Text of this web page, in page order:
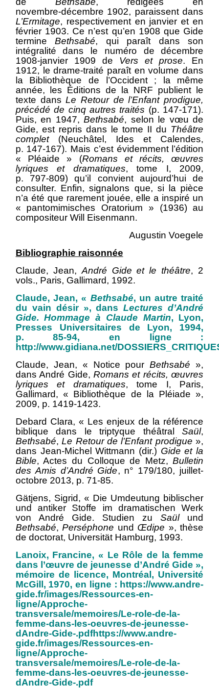
novembre‑décembre 1902, paraissent dans
L’Ermitage, respectivement en janvier et en
février 1903. Ce n’est qu’en 1908 que Gide
termineBethsabé, qui paraît dans son
intégralité dans le numéro de décembre
1908‑janvier 1909 de Vers et prose. En
1912, le drame-traité paraît en volume dans
la Bibliothèque de l’Occident ; la même
année, les Éditions de la NRF publient le
texte dansLe Retour de l’Enfant prodigue,
précédé de cinq autres traités (p. 147‑171).
Puis, en 1947,Bethsabé, selon le vœu de
Gide, est repris dans le tome II du Théâtre
complet (Neuchâtel, Ides et Calendes,
p. 147‑167). Mais c’est évidemment l’édition
« Pléaide » (Romans et récits, œuvres
lyriques et dramatiques, tome I, 2009,
p. 797‑809) qu’il convient aujourd’hui de
consulter. Enfin, signalons que, si la pièce
n’a été que rarement jouée, elle a inspiré un
« pantomimisches Oratorium » (1936) au
compositeur Will Eisenmann.
Augustin Voegele
Bibliographie raisonnée
Claude, Jean, André Gide et le théâtre, 2
vols., Paris, Gallimard, 1992.
Claude, Jean, « Bethsabé, un autre traité
du vain désir », dansLectures d’André
Gide. Hommage à Claude Martin, Lyon,
Presses Universitaires de Lyon, 1994,
p. 85‑94, en ligne :
http://www.gidiana.net/
Claude, Jean, « Notice pourBethsabé »,
dans André Gide, Romans et récits, œuvres
lyriques et dramatiques, tome I, Paris,
Gallimard, « Bibliothèque de la Pléiade »,
2009, p. 1419-1423.
Debard Clara, « Les enjeux de la référence
biblique dans le triptyque théâtralSaül,
Bethsabé,Le Retour de l’Enfant prodigue »,
dans Jean-Michel Wittmann (dir.) Gide et la
Bible, Actes du Colloque de Metz,Bulletin
des Amis d’André Gide, n° 179/180, juillet-
octobre 2013, p. 71-85.
Gätjens, Sigrid, « Die Umdeutung biblischer
und antiker Stoffe im dramatischen Werk
von André Gide. Studien zuSaülund
Bethsabé,Perséphone und Œdipe », thèse
de doctorat, Universität Hamburg, 1993.
Lanoix, Francine, « Le Rôle de la femme
dans l’œuvre de jeunesse d’André Gide »,
mémoire de licence, Montréal, Université
McGill, 1970, en ligne : https://www.andre-
gide.fr/images/Ressources-en-
ligne/Approche-
transversale/memoires/Le-role-de-la-
femme-dans-les-oeuvres-de-jeunesse-
dAndre-Gide-.pdfhttps://www.andre-
gide.fr/images/Ressources-en-
ligne/Approche-
transversale/memoires/Le-role-de-la-
femme-dans-les-oeuvres-de-jeunesse-
dAndre-Gide-.pdf